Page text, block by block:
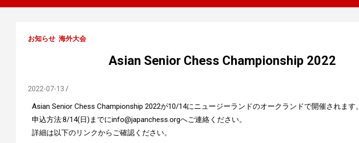
お知らせ 海外大会
Asian Senior Chess Championship 2022
2022-07-13
Asian Senior Chess Championship 2022が10/14にニュージーランドのオークランドで開催されます。
申込方法:8/14(日)までにinfo@japanchess.orgへご連絡ください。
詳細は以下のリンクからご確認ください。